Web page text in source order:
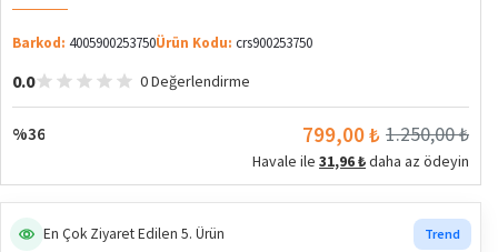
Barkod: 4005900253750Ürün Kodu: crs900253750
0.0 0 Değerlendirme
%36 799,00 ₺ 1.250,00 ₺
Havale ile 31,96 ₺daha az ödeyin
En Çok Ziyaret Edilen 5. Ürün Trend